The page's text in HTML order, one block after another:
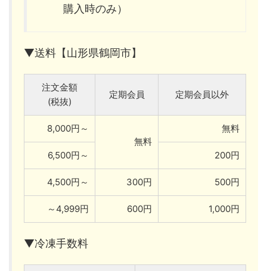
購入時のみ）
▼送料【山形県鶴岡市】
注文金額
(税抜)
定期会員 定期会員以外
8,000円～
無料
無料
6,500円～ 200円
4,500円～ 300円 500円
～4,999円 600円 1,000円
▼冷凍手数料